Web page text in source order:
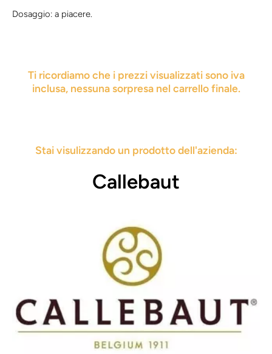
Dosaggio: a piacere.
Ti ricordiamo che i prezzi visualizzati sono iva
inclusa, nessuna sorpresa nel carrello finale.
Stai visulizzando un prodotto dell'azienda:
Callebaut